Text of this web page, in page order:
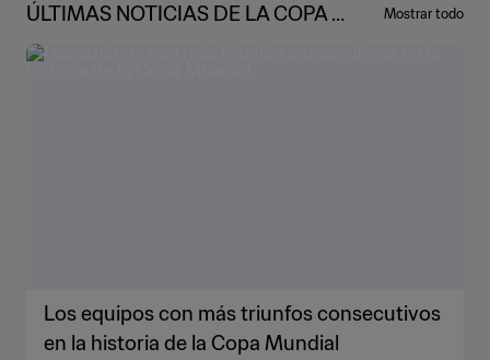
ÚLTIMAS NOTICIAS DE LA COPA M
UNDIAL DE LA FIFA 2026™
Mostrar todo
Los equipos con más triunfos consecutivos
en la historia de la Copa Mundial